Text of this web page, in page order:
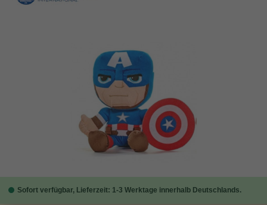
Sofort verfügbar, Lieferzeit: 1-3 Werktage innerhalb Deutschlands.